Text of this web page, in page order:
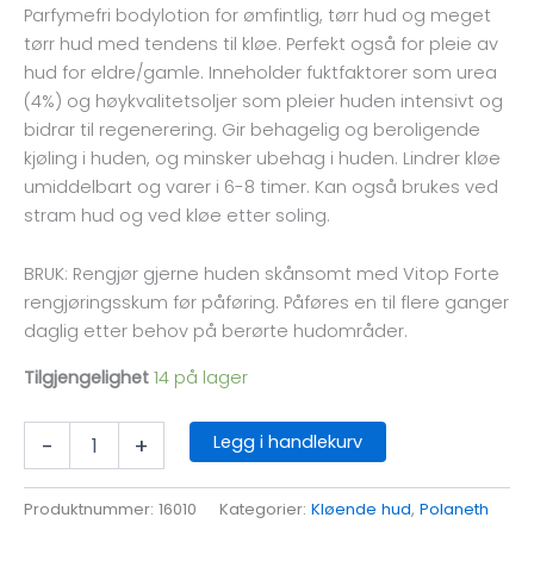
Parfymefri bodylotion for ømfintlig, tørr hud og meget
tørr hud med tendens til kløe. Perfekt også for pleie av
hud for eldre/gamle. Inneholder fuktfaktorer som urea
(4%) og høykvalitetsoljer som pleier huden intensivt og
bidrar til regenerering. Gir behagelig og beroligende
kjøling i huden, og minsker ubehag i huden. Lindrer kløe
umiddelbart og varer i 6-8 timer. Kan også brukes ved
stram hud og ved kløe etter soling.
BRUK: Rengjør gjerne huden skånsomt med Vitop Forte
rengjøringsskum før påføring. Påføres en til flere ganger
daglig etter behov på berørte hudområder.
Tilgjengelighet 14 på lager
-
Polaneth
+ Legg i handlekurv
Produktnummer: 16010 Kategorier: Kløende hud, Polaneth